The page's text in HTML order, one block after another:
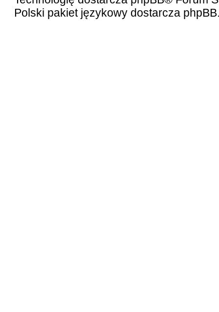
Polski pakiet językowy dostarcza